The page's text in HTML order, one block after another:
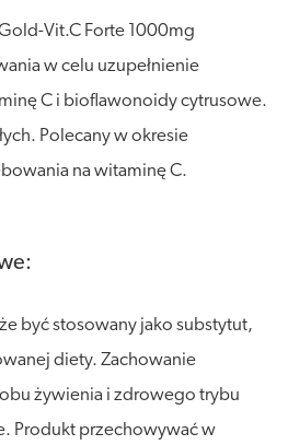
Vit.C Forte 1000mg
w celu uzupełnienie
C i bioflawonoidy cytrusowe.
Polecany w okresie
na witaminę C.
być stosowany jako substytut,
diety. Zachowanie
żywienia i zdrowego trybu
Produkt przechowywać w